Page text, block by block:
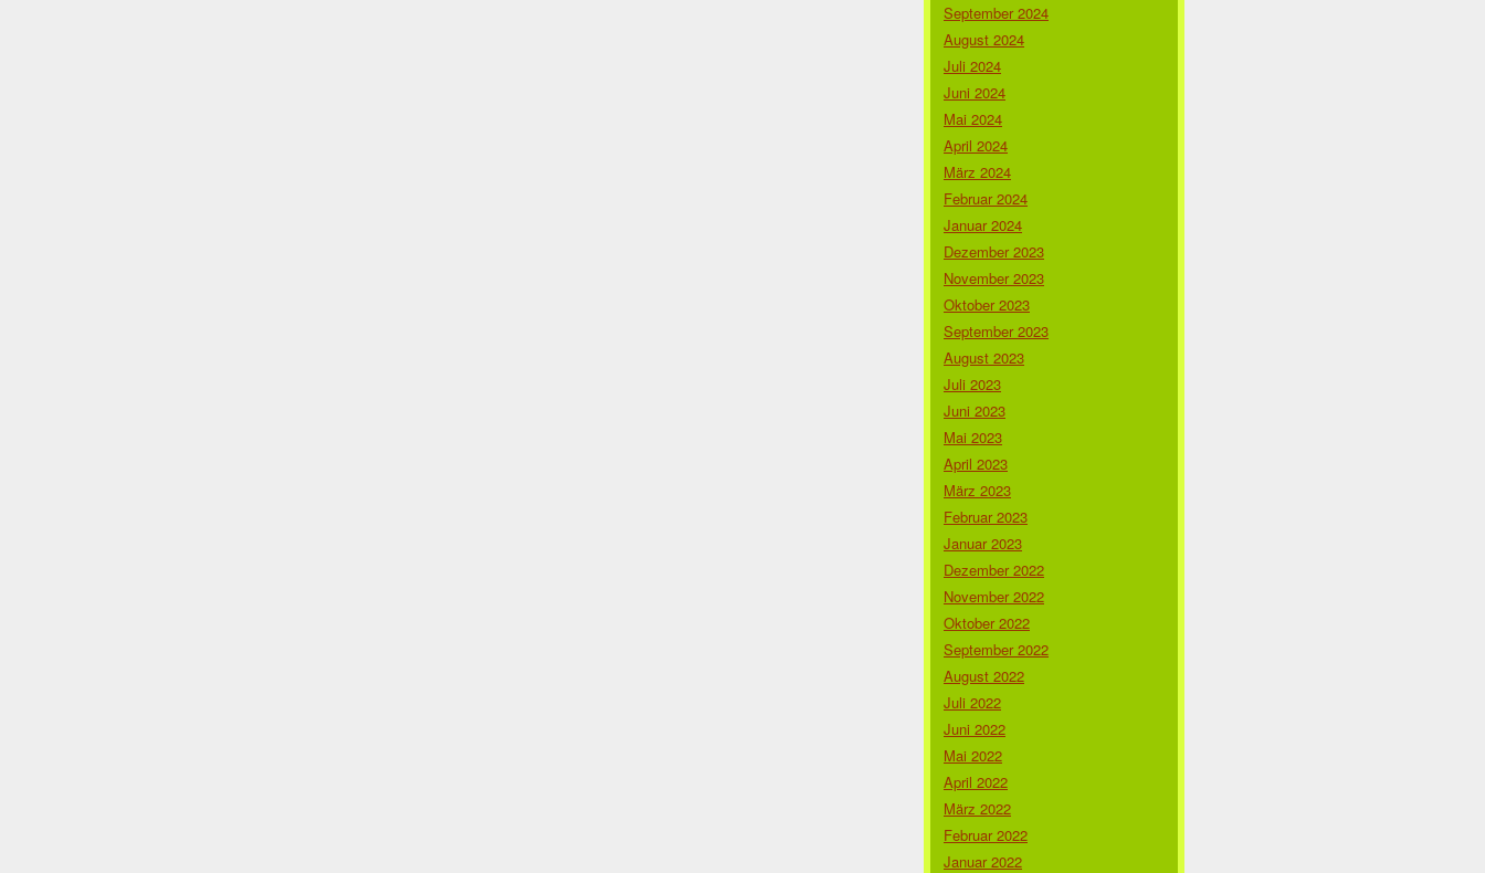
September 2024
August 2024
Juli 2024
Juni 2024
Mai 2024
April 2024
März 2024
Februar 2024
Januar 2024
Dezember 2023
November 2023
Oktober 2023
September 2023
August 2023
Juli 2023
Juni 2023
Mai 2023
April 2023
März 2023
Februar 2023
Januar 2023
Dezember 2022
November 2022
Oktober 2022
September 2022
August 2022
Juli 2022
Juni 2022
Mai 2022
April 2022
März 2022
Februar 2022
Januar 2022